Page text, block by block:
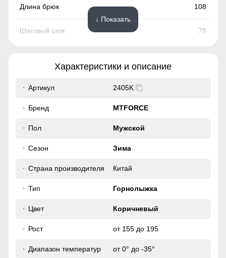
108
78
↓ Показать
Характеристики и описание
Артикул 2405K
Бренд MTFORCE
Пол Мужской
Сезон Зима
Страна производителя Китай
Тип Горнолыжка
Цвет Коричневый
Рост от 155 до 195
Диапазон температур от 0° до -35°